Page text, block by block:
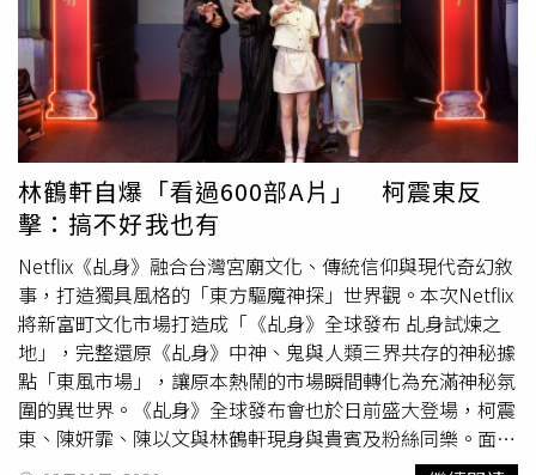
年-戶外音樂祭」邀請多位臺南子弟，包括主持人籃籃，歌
手李竺芯、柯泯薰、阿跨面、禾羽都是臺南出身，除希望讓
臺南子弟共同慶祝運河百年，也盼望讓所有市民朋友都知道
臺南子弟在音樂展演上的成就。南市府表示，本次戶外音樂
祭卡司陣容堅強，邀請本土天團玖壹壹、人氣樂團理想混
蛋、金曲臺語歌后李竺芯、新加坡創作歌手邱鋒澤等超過十
組藝人接力演出，涵蓋流行、獨立、嘻哈等多元音樂風格。
此外，「原子少年2」冠軍團F.F.O、人氣男團Saturnday、
日本京都創作歌手山元聰、空靈系歌手柯泯薰、「花仙子」
吳汶芳，以及嘻哈歌手阿跨面與樂團公館青少年等也將輪番
登臺，為觀眾帶來連續兩晚精彩演出。活動並由藝人徐凱希
與籃籃擔綱主持，炒熱現場氣氛。南市府說，值得一提的
是，歌手吳汶芳也於今日記者會現場演出，特別將過去拍攝
臺南觀光影片的歌曲重新改編為運河版本，展現對臺南景致
與人文的深刻情感，為活動提前暖身，獲得現場來賓熱烈回
響。南市府指出，近年市府積極推動運河環境改善與景觀再
造，包括岸邊空間優化及光環境藝術導入，自4月1日啟動夜
林鶴軒自爆「看過600部A片」 柯震東反
擊：搞不好我也有
Netflix《乩身》融合台灣宮廟文化、傳統信仰與現代奇幻敘
事，打造獨具風格的「東方驅魔神探」世界觀。本次Netflix
將新富町文化市場打造成「《乩身》全球發布 乩身試煉之
地」，完整還原《乩身》中神、鬼與人類三界共存的神秘據
點「東風市場」，讓原本熱鬧的市場瞬間轉化為充滿神秘氛
圍的異世界。《乩身》全球發布會也於日前盛大登場，柯震
東、陳姸霏、陳以文與林鶴軒現身與貴賓及粉絲同樂。面對
滿場觀眾，柯震東一上台便直呼緊張，笑說是被林鶴軒影